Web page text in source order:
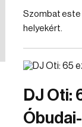
Szombat este
helyekért.
DJ Oti: